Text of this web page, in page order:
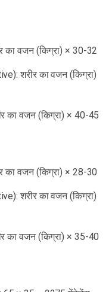
का वजन (किग्रा) × 30-32
शरीर का वजन (किग्रा)
का वजन (किग्रा) × 40-45
का वजन (किग्रा) × 28-30
शरीर का वजन (किग्रा)
का वजन (किग्रा) × 35-40